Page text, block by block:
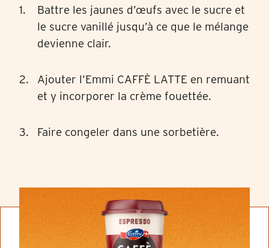
Battre les jaunes d’œufs avec le sucre et
le sucre vanillé jusqu’à ce que le mélange
devienne clair.
Ajouter l’Emmi CAFFÈ LATTE en remuant
et y incorporer la crème fouettée.
Faire congeler dans une sorbetière.